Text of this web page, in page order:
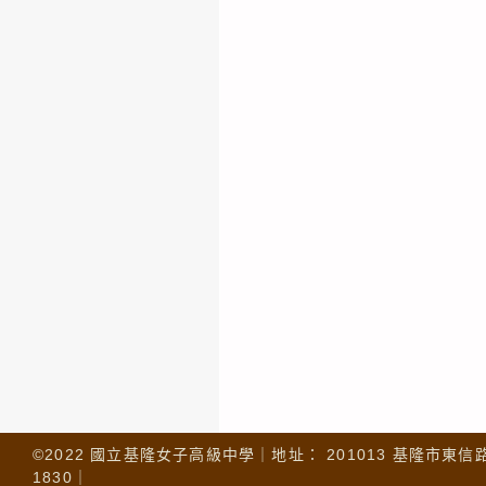
©2022 國立基隆女子高級中學｜地址： 201013 基隆市東
1830｜